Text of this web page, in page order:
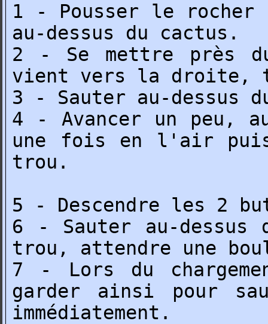
1 - Pousser le
au-dessus du cactus.
2 - Se mettre près
vient vers la droite,
3 - Sauter au-dessus
4 - Avancer un peu,
une fois en l'air puis
trou.
5 - Descendre les 2
6 - Sauter au-dessus
trou, attendre une
7 - Lors du
garder ainsi pour
immédiatement.